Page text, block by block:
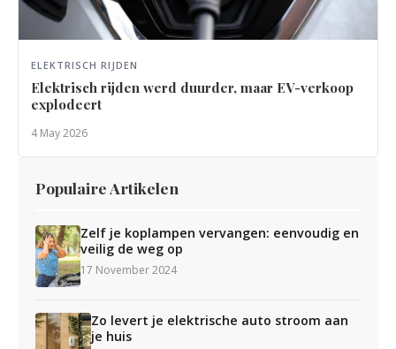
ELEKTRISCH RIJDEN
Elektrisch rijden werd duurder, maar EV-verkoop
explodeert
4 May 2026
Populaire Artikelen
Zelf je koplampen vervangen: eenvoudig en
veilig de weg op
17 November 2024
Zo levert je elektrische auto stroom aan
je huis